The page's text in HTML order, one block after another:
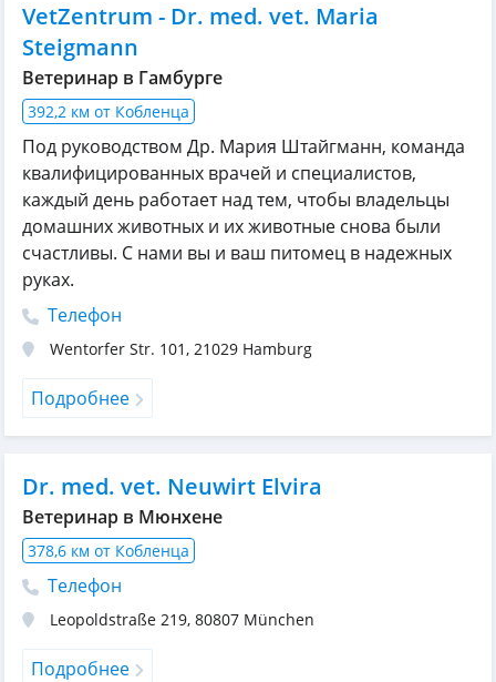
VetZentrum - Dr. med. vet. Maria
Steigmann
Ветеринар в Гамбурге
392,2 км от Кобленца
Под руководством Др. Мария Штайгманн, команда
квалифицированных врачей и специалистов,
каждый день работает над тем, чтобы владельцы
домашних животных и их животные снова были
счастливы. С нами вы и ваш питомец в надежных
руках.
Телефон
Wentorfer Str. 101, 21029 Hamburg
Подробнее
Dr. med. vet. Neuwirt Elvira
Ветеринар в Мюнхене
378,6 км от Кобленца
Телефон
Leopoldstraße 219, 80807 München
Подробнее